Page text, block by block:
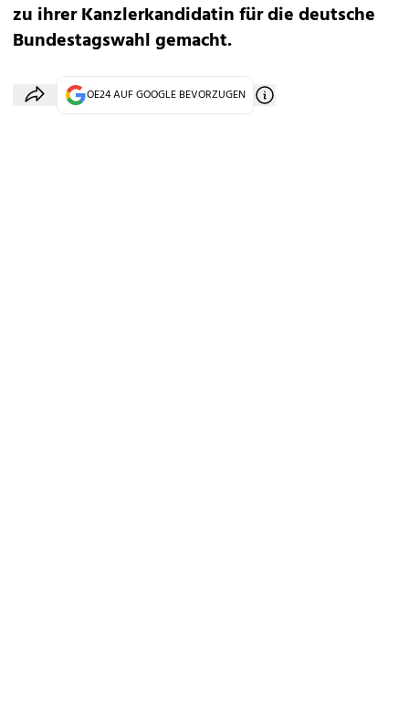
zu ihrer Kanzlerkandidatin für die deutsche
Bundestagswahl gemacht.
OE24 AUF GOOGLE BEVORZUGEN